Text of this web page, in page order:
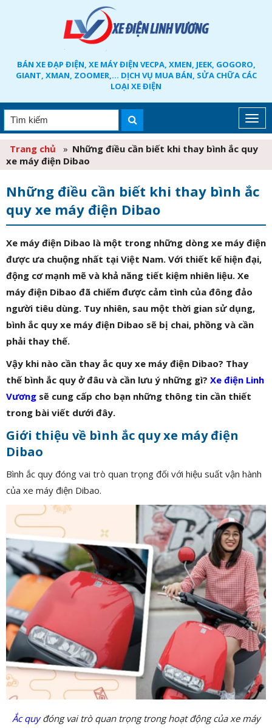
BÁN XE ĐẠP ĐIỆN, XE MÁY ĐIỆN VECPA, XMEN, JEEK, GOGORO,
GIANT, XMAN, ZOOMER,... DỊCH VỤ MUA BÁN, SỬA CHỮA CÁC
LOẠI XE ĐIỆN
Trang chủ » Những điều cần biết khi thay bình ắc quy
xe máy điện Dibao
Những điều cần biết khi thay bình ắc
quy xe máy điện Dibao
Xe máy điện Dibao là một trong những dòng xe máy điện
được ưa chuộng nhất tại Việt Nam. Với thiết kế hiện đại,
động cơ mạnh mẽ và khả năng tiết kiệm nhiên liệu. Xe
máy điện Dibao đã chiếm được cảm tình của đông đảo
người tiêu dùng. Tuy nhiên, sau một thời gian sử dụng,
bình ắc quy xe máy điện Dibao sẽ bị chai, phồng và cần
phải thay thế.
Vậy khi nào cần thay ắc quy xe máy điện Dibao? Thay
thế bình ắc quy ở đâu và cần lưu ý những gì? Xe điện Linh
Vương sẽ cung cấp cho bạn những thông tin cần thiết
trong bài viết dưới đây.
Giới thiệu về bình ắc quy xe máy điện
Dibao
Bình ắc quy đóng vai trò quan trọng đối với hiệu suất vận hành
của xe máy điện Dibao.
Ắc quyđóng vai trò quan trọng trong hoạt động của xe máy